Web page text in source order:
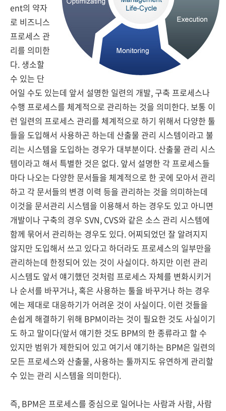
ent의 약자
로 비즈니스
프로세스 관
리를 의미한
다. 생소할
수 있는 단
어일 수도 있는데 앞서 설명한 일련의 개발, 구축 프로세스나
수행 프로세스를 체계적으로 관리하는 것을 의미한다. 보통 이
런 일련의 프로세스 관리를 체계적으로 하기 위해서 다양한 툴
들을 도입해서 사용하곤 하는데 산출물 관리 시스템이라고 불
리는 시스템을 도입하는 경우가 대부분이다. 산출물 관리 시스
템이라고 해서 특별한 것은 없다. 앞서 설명한 각 프로세스들
마다 나오는 다양한 문서들을 체계적으로 한 곳에 모아서 관리
하고 각 문서들의 변경 이력 등을 관리하는 것을 의미하는데
이것을 문서관리 시스템을 이용해서 하는 경우도 있고 아니면
개발이나 구축의 경우 SVN, CVS와 같은 소스 관리 시스템에
함께 묶어서 관리하는 경우도 있다. 어찌되었던 잘 알려지지
않지만 도입해서 쓰고 있다고 하더라도 프로세스의 일부만을
관리하는데 한정되어 있는 것이 사실이다. 하지만 이런 관리
시스템도 앞서 얘기했던 것처럼 프로세스 자체를 변화시키거
나 순서를 바꾸거나, 혹은 사용하는 툴을 바꾸거나 하는 경우
에는 제대로 대응하기가 어려운 것이 사실이다. 이런 것들을
손쉽게 해결하기 위해 BPM이라는 것이 필요한 것도 사실이기
도 하고 말이다(앞서 얘기한 것도 BPM의 한 종류라고 할 수
있지만 범위가 제한되어 있고 여기서 얘기하는 BPM은 일련의
모든 프로세스와 산출물, 사용하는 툴까지도 유연하게 관리할
수 있는 관리 시스템을 의미한다).
즉, BPM은 프로세스를 중심으로 일어나는 사람과 사람, 사람